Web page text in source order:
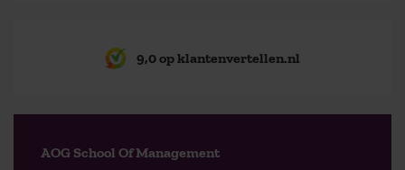
9,0 op klantenvertellen.nl
AOG School Of Management